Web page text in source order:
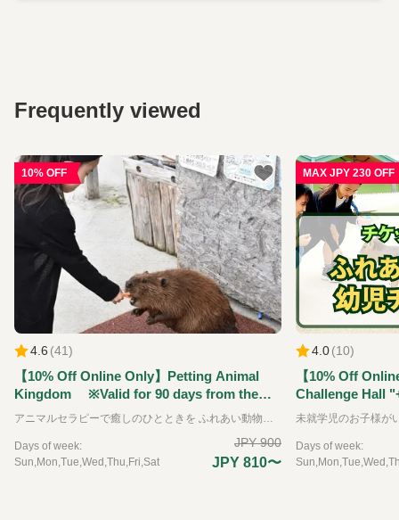
Frequently viewed
10% OFF
4.6 (41)
【10% Off Online Only】Petting Animal
Kingdom ※Valid for 90 days from the
reservation date.
アニマルセラピーで癒しのひとときを ふれあい動物王国では、できるだけたくさんの動物たちと直接ふれあうことをが出来る動物園です。可愛らしい動物たちは、その存在を通して私たちに大きな「癒し」と「学び」を与えてくれます。 普段はふれあうことのできない珍しい動物たちも含めて、園内には約35種類の動物たちと、エサやりなどの体験を通してふれあえるのが特徴です。 ※お子様のみのご入場はできません。必ず大人の方の同伴、付き添いが必要です。
Days of week:
Sun,Mon,Tue,Wed,Thu,Fri,Sat
JPY 900
JPY 810〜
MAX JPY 230 OFF
4.0(10)
【10% Off
Challenge Hall
Kingdom"
Days of week: